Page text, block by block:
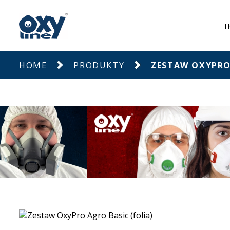
HOME PRODUKTY ZESTAW